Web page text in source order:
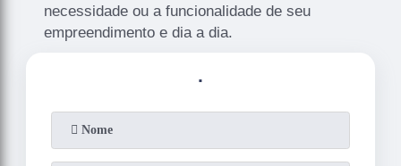
necessidade ou a funcionalidade de seu
empreendimento e dia a dia.
.